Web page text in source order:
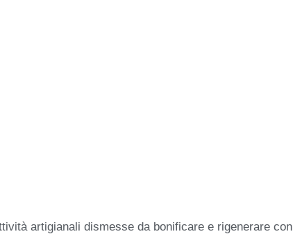
artigianali dismesse da bonificare e rigenerare con